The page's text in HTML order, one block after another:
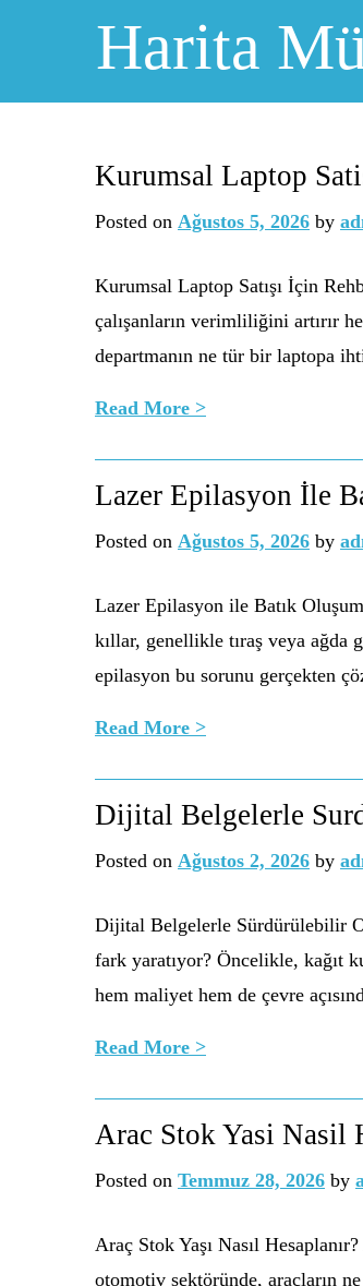
Harita
Kurumsal Laptop
Posted on Ağustos 5, 2026 by
Kurumsal Laptop Satışı İçin
çalışanların verimliliğini artırır
departmanın ne tür bir laptopa
Read More >
Lazer Epilasyon İle
Posted on Ağustos 5, 2026 by
Lazer Epilasyon ile Batık
kıllar, genellikle tıraş veya ağda
epilasyon bu sorunu gerçekten
Read More >
Dijital Belgelerle
Posted on Ağustos 2, 2026 by
Dijital Belgelerle Sürdürülebilir
fark yaratıyor? Öncelikle, kağıt
hem maliyet hem de çevre
Read More >
Arac Stok Yasi Nasil
Posted on Temmuz 28, 2026 by
Araç Stok Yaşı Nasıl
otomotiv sektöründe, araçların